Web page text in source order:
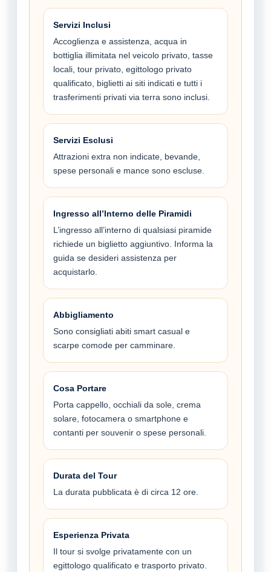
Servizi Inclusi
Accoglienza e assistenza, acqua in
bottiglia illimitata nel veicolo privato, tasse
locali, tour privato, egittologo privato
qualificato, biglietti ai siti indicati e tutti i
trasferimenti privati via terra sono inclusi.
Servizi Esclusi
Attrazioni extra non indicate, bevande,
spese personali e mance sono escluse.
Ingresso all’Interno delle Piramidi
L’ingresso all’interno di qualsiasi piramide
richiede un biglietto aggiuntivo. Informa la
guida se desideri assistenza per
acquistarlo.
Abbigliamento
Sono consigliati abiti smart casual e
scarpe comode per camminare.
Cosa Portare
Porta cappello, occhiali da sole, crema
solare, fotocamera o smartphone e
contanti per souvenir o spese personali.
Durata del Tour
La durata pubblicata è di circa 12 ore.
Esperienza Privata
Il tour si svolge privatamente con un
egittologo qualificato e trasporto privato.